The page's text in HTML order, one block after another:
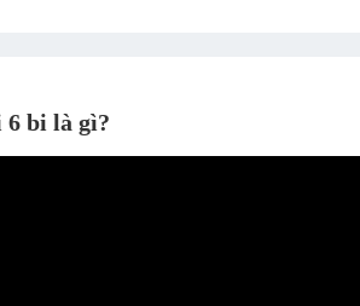
6 bi là gì?